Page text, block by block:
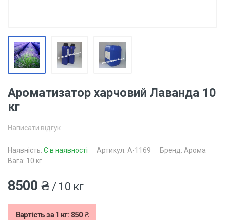
Ароматизатор харчовий Лаванда 10
кг
Написати відгук
Наявність: Є в наявності Артикул: A-1169
Бренд: Арома
Вага: 10 кг
8500 ₴ / 10 кг
Вартість за 1 кг: 850 ₴